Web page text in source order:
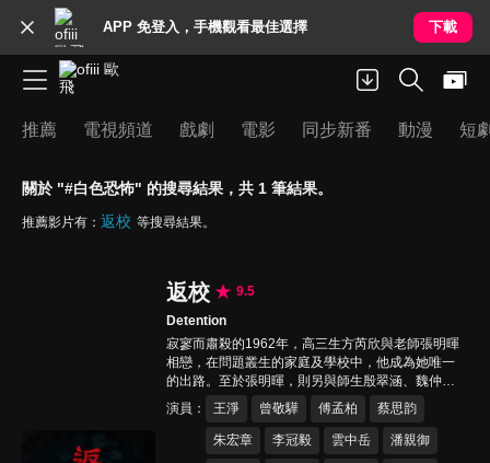
APP 免登入，手機觀看最佳選擇 下載
推薦 電視頻道 戲劇 電影 同步新番 動漫 短
關於 "#白色恐怖" 的搜尋結果，共 1 筆結果。
推薦影片有： 返校 等搜尋結果。
返校
9.5
Detention
寂寥而肅殺的1962年，高三生方芮欣與老師張明暉
相戀，在問題叢生的家庭及學校中，他成為她唯一
的出路。至於張明暉，則另與師生殷翠涵、魏仲廷
等人組織讀書會，冒著生死攸關的風險研讀禁書。
一夜，方芮欣與魏仲廷在暴雨中的校園甦醒，卻發
現校園逐漸從熟悉的世界剝離，而他們也被迫面對
演員 王淨 曾敬驊 傅孟柏 蔡思韵
朱宏章 李冠毅 雲中岳 潘親御